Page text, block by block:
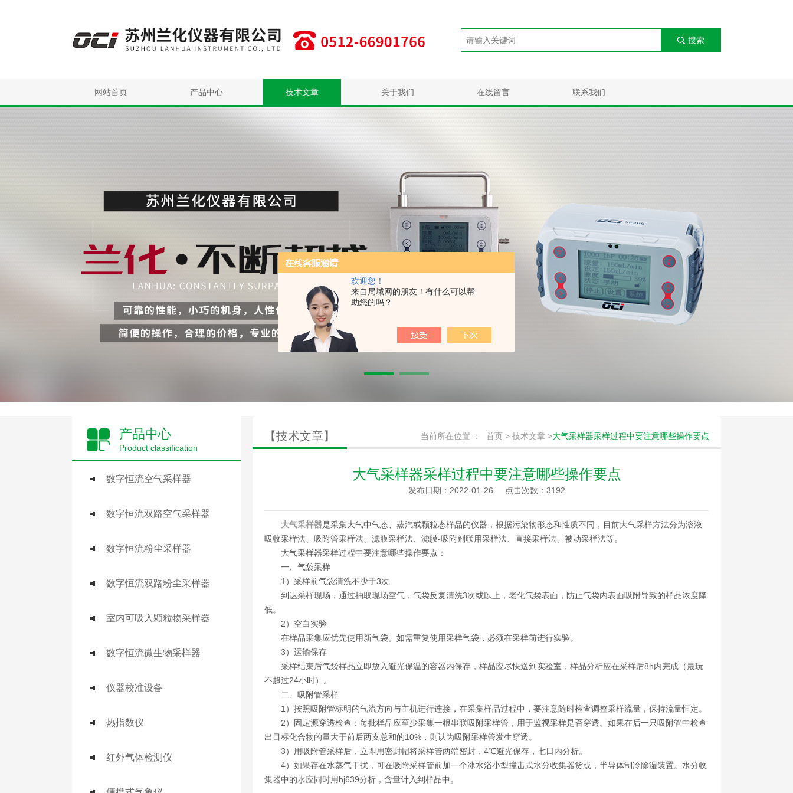
欢迎您！
来自局域网的朋友！有什么可以帮
助您的吗？
搜索
网站首页 产品中心 技术文章 关于我们 在线留言 联系我们
产品中心
Product classification
数字恒流空气采样器
数字恒流双路空气采样器
数字恒流粉尘采样器
数字恒流双路粉尘采样器
室内可吸入颗粒物采样器
数字恒流微生物采样器
仪器校准设备
热指数仪
红外气体检测仪
【技术文章】 当前所在位置 ： 首页 > 技术文章 >大气采样器采样过程中要注意哪些操作要点
大气采样器采样过程中要注意哪些操作要点
发布日期：2022-01-26 点击次数：3192
大气采样器是采集大气中气态、蒸汽或颗粒态样品的仪器，根据污染物形态和性质不同，目前大气采样方法分为溶液
吸收采样法、吸附管采样法、滤膜采样法、滤膜-吸附剂联用采样法、直接采样法、被动采样法等。
大气采样器采样过程中要注意哪些操作要点：
一、气袋采样
1）采样前气袋清洗不少于3次
到达采样现场，通过抽取现场空气，气袋反复清洗3次或以上，老化气袋表面，防止气袋内表面吸附导致的样品浓度降
低。
2）空白实验
在样品采集应优先使用新气袋。如需重复使用采样气袋，必须在采样前进行实验。
3）运输保存
采样结束后气袋样品立即放入避光保温的容器内保存，样品应尽快送到实验室，样品分析应在采样后8h内完成（最玩
不超过24小时）。
二、吸附管采样
1）按照吸附管标明的气流方向与主机进行连接，在采集样品过程中，要注意随时检查调整采样流量，保持流量恒定。
2）固定源穿透检查：每批样品应至少采集一根串联吸附采样管，用于监视采样是否穿透。如果在后一只吸附管中检查
出目标化合物的量大于前后两支总和的10%，则认为吸附采样管发生穿透。
3）用吸附管采样后，立即用密封帽将采样管两端密封，4℃避光保存，七日内分析。
4）如果存在水蒸气干扰，可在吸附采样管前加一个冰水浴小型撞击式水分收集器货或，半导体制冷除湿装置。水分收
集器中的水应同时用hj639分析，含量计入到样品中。